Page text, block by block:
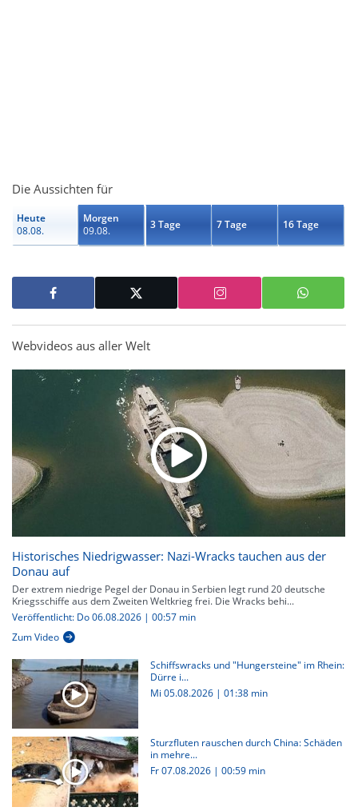
Die Aussichten für
Heute
08.08.
Morgen
09.08.
3 Tage 7 Tage 16 Tage
Webvideos aus aller Welt
Historisches Niedrigwasser: Nazi-Wracks tauchen aus der
Donau auf
Der extrem niedrige Pegel der Donau in Serbien legt rund 20 deutsche
Kriegsschiffe aus dem Zweiten Weltkrieg frei. Die Wracks behi...
Veröffentlicht: Do 06.08.2026 | 00:57 min
Zum Video
Schiffswracks und "Hungersteine" im Rhein:
Dürre i...
Mi 05.08.2026 | 01:38 min
Sturzfluten rauschen durch China: Schäden
in mehre...
Fr 07.08.2026 | 00:59 min